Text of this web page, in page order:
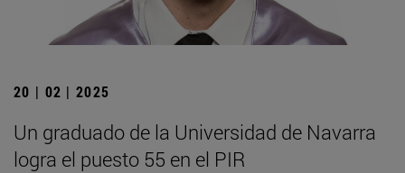
20 | 02 | 2025
Un graduado de la Universidad de Navarra
logra el puesto 55 en el PIR